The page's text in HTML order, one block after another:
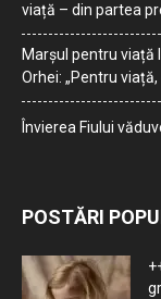
viață – din partea
Marșul pentru viață
Orhei: „Pentru
Învierea Fiului
POSTĂRI